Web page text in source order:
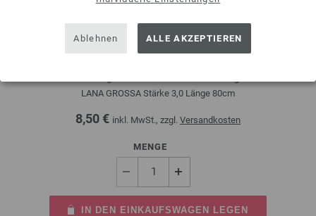
Ablehnen ALLE AKZEPTIEREN
Rundstricknadel Design-Holz Multicolor St. 3,0/80cm
LANA GROSSA Stärke 3,0 Länge 80cm
8,50 € inkl. MwSt., zzgl. Versandkosten
MENGE
IN DEN EINKAUFSWAGEN LEGEN